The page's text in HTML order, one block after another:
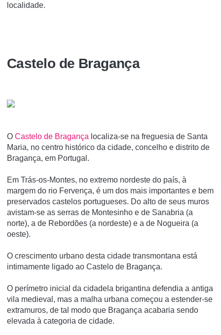
localidade.
Castelo de Bragança
O Castelo de Bragança localiza-se na freguesia de Santa
Maria, no centro histórico da cidade, concelho e distrito de
Bragança, em Portugal.
Em Trás-os-Montes, no extremo nordeste do paí­s, à
margem do rio Fervença, é um dos mais importantes e bem
preservados castelos portugueses. Do alto de seus muros
avistam-se as serras de Montesinho e de Sanabria (a
norte), a de Rebordões (a nordeste) e a de Nogueira (a
oeste).
O crescimento urbano desta cidade transmontana está
intimamente ligado ao Castelo de Bragança.
O perímetro inicial da cidadela brigantina defendia a antiga
vila medieval, mas a malha urbana começou a estender-se
extramuros, de tal modo que Bragança acabaria sendo
elevada à categoria de cidade.